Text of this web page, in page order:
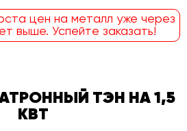
цен на металл уже через
выше. Успейте заказать!
ТЭН НА 1,5
КВТ